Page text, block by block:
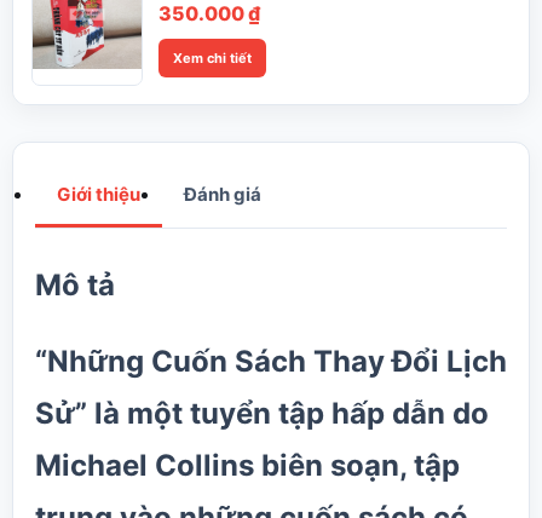
350.000₫
Xem chi tiết
Giới thiệu Đánh giá
Mô tả
“Những Cuốn Sách Thay Đổi Lịch
Sử” là một tuyển tập hấp dẫn do
Michael Collins biên soạn, tập